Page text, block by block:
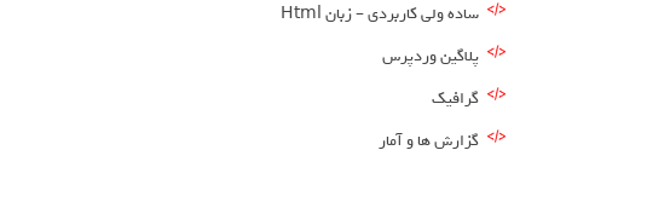
ساده ولی کاربردی – زبان Html
پلاگین وردپرس
گرافیک
گزارش ها و آمار